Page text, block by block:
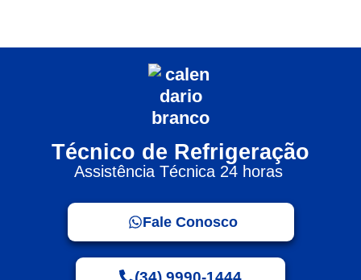
Técnico de Refrigeração
Assistência Técnica 24 horas
Fale Conosco